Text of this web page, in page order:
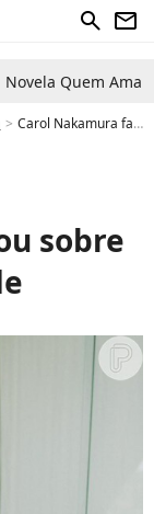
search newsletter
Novela Quem Ama
Carol Nakamura falou sobre a maternidade - Foto
sobre